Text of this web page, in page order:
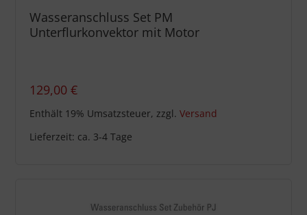
Wasseranschluss Set PM
Unterflurkonvektor mit Motor
129,00€
Enthält 19% Umsatzsteuer, zzgl.Versand
Lieferzeit: ca. 3-4 Tage